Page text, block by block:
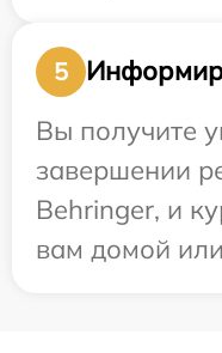
5
Вы получите
завершении
Behringer, и
вам домой